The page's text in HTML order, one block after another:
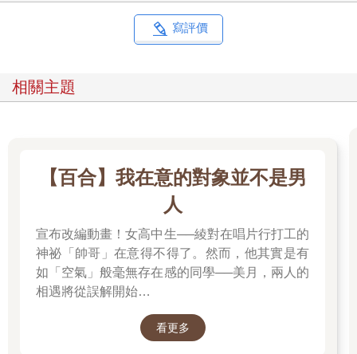
寫評價
相關主題
【百合】我在意的對象並不是男
人
宣布改編動畫！女高中生──綾對在唱片行打工的
神祕「帥哥」在意得不得了。然而，他其實是有
如「空氣」般毫無存在感的同學──美月，兩人的
相遇將從誤解開始…
看更多